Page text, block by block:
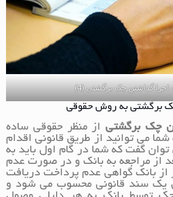
اجرا گذاشتن چک برگشتی (4)
برگشتی به روش حقوقی
چک برگشتیاز منظر حقوقی ساده
می توانید از طریق قانونی اقدام
گفت که شما در گام اول باید به
از مراجعه به بانک و در صورت عدم
از بانک گواهی عدم پرداخت دریافت
یک سند قانونی محسوب می شود و